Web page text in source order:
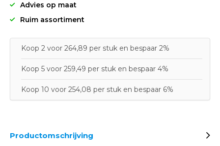
Advies op maat
Ruim assortiment
Koop 2 voor 264,89 per stuk en bespaar 2%
Koop 5 voor 259,49 per stuk en bespaar 4%
Koop 10 voor 254,08 per stuk en bespaar 6%
Productomschrijving